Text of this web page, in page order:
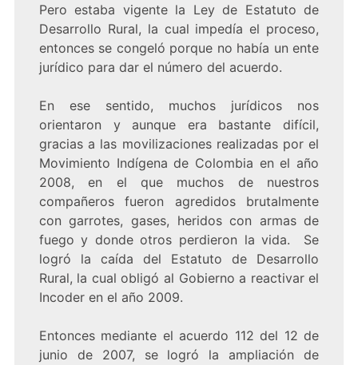
Pero estaba vigente la Ley de Estatuto de
Desarrollo Rural, la cual impedía el proceso,
entonces se congeló porque no había un ente
jurídico para dar el número del acuerdo.
En ese sentido, muchos jurídicos nos
orientaron y aunque era bastante difícil,
gracias a las movilizaciones realizadas por el
Movimiento Indígena de Colombia en el año
2008, en el que muchos de nuestros
compañeros fueron agredidos brutalmente
con garrotes, gases, heridos con armas de
fuego y donde otros perdieron la vida. Se
logró la caída del Estatuto de Desarrollo
Rural, la cual obligó al Gobierno a reactivar el
Incoder en el año 2009.
Entonces mediante el acuerdo 112 del 12 de
junio de 2007, se logró la ampliación de